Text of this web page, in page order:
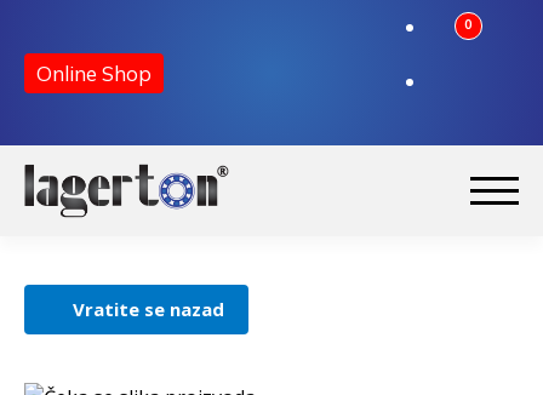
Online Shop
0
Početna
O nama
Vratite se nazad